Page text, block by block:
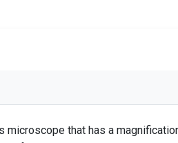
that has a